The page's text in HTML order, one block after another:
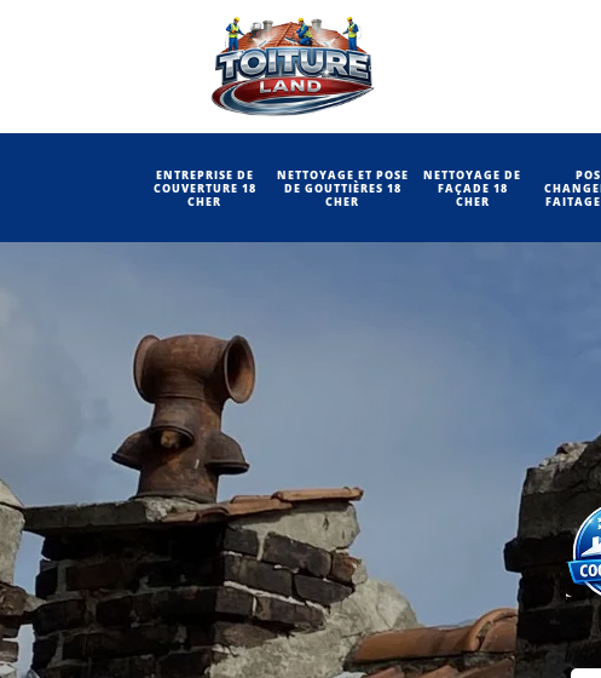
ENTREPRISE DE
COUVERTURE 18
CHER
NETTOYAGE ET POSE
DE GOUTTIÈRES 18
CHER
NETTOYAGE DE
FAÇADE 18
CHER